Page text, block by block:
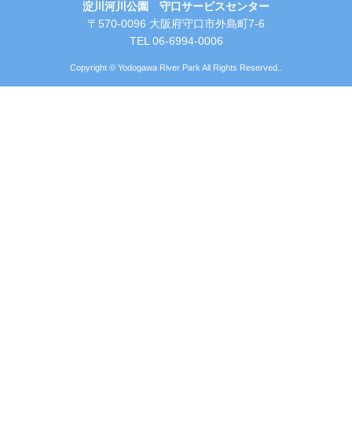
淀川河川公園 守口サービスセンター
〒570-0096 大阪府守口市外島町7-6
TEL 06-6994-0006
Copyright © Yodogawa River Park All Rights Reserved..